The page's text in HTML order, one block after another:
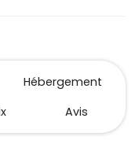
Hébergement
Avis